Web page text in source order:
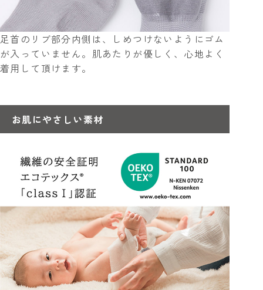
足首のリブ部分内側は、しめつけないようにゴム
が入っていません。肌あたりが優しく、心地よく
着用して頂けます。
お肌にやさしい素材